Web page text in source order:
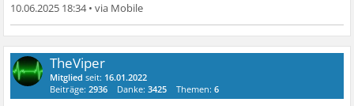
10.06.2025 18:34•
TheViper
Mitglied seit: 16.01.2022
Beiträge:2936 Danke:3425 Themen:6